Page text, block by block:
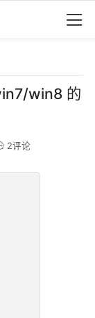
win8 的
2评论